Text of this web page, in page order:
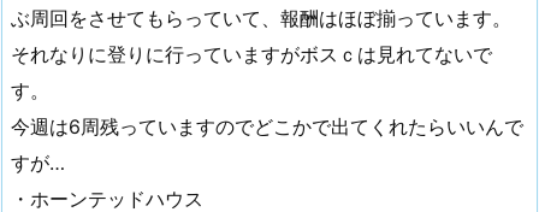
ぶ周回をさせてもらっていて、報酬はほぼ揃っています。
それなりに登りに行っていますがボスｃは見れてないで
す。
今週は6周残っていますのでどこかで出てくれたらいいんで
すが…
・ホーンテッドハウス